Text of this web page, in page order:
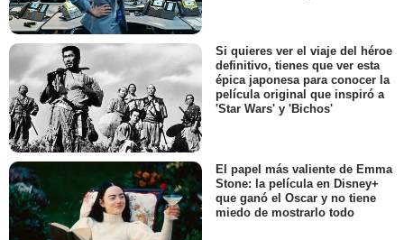
Si quieres ver el viaje del héroe
definitivo, tienes que ver esta
épica japonesa para conocer la
película original que inspiró a
'Star Wars' y 'Bichos'
El papel más valiente de Emma
Stone: la película en Disney+
que ganó el Oscar y no tiene
miedo de mostrarlo todo